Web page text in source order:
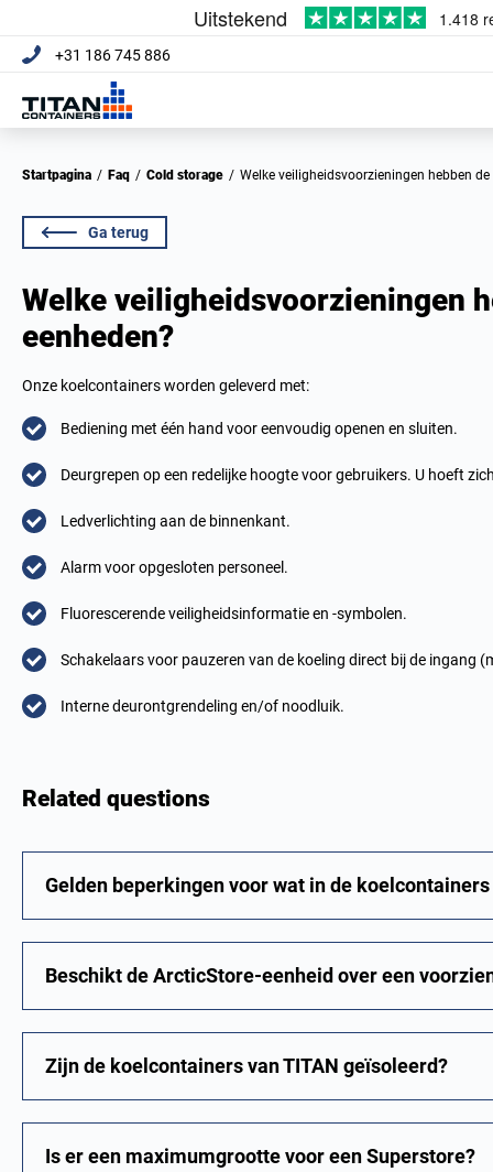
+31 186 745 886
Startpagina / Faq / Cold storage / Welke veiligheidsvoorzieningen hebben
Ga terug
Welke veiligheidsvoorzieningen
eenheden?
Onze koelcontainers worden geleverd met:
Bediening met één hand voor eenvoudig openen en sluiten.
Deurgrepen op een redelijke hoogte voor gebruikers. U hoeft
Ledverlichting aan de binnenkant.
Alarm voor opgesloten personeel.
Fluorescerende veiligheidsinformatie en -symbolen.
Schakelaars voor pauzeren van de koeling direct bij de ingang
Interne deurontgrendeling en/of noodluik.
Related questions
Gelden beperkingen voor wat in de
Beschikt de ArcticStore-eenheid over een
Zijn de koelcontainers van TITAN geïsoleerd?
Is er een maximumgrootte voor een Superstore?